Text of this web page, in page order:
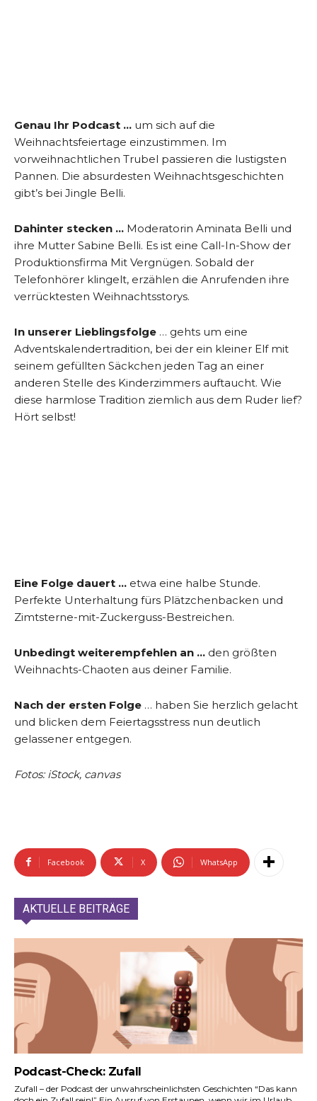
Genau Ihr Podcast … um sich auf die
Weihnachtsfeiertage einzustimmen. Im
vorweihnachtlichen Trubel passieren die lustigsten
Pannen. Die absurdesten Weihnachtsgeschichten
gibt’s bei Jingle Belli.
Dahinter stecken … Moderatorin Aminata Belli und
ihre Mutter Sabine Belli. Es ist eine Call-In-Show der
Produktionsfirma Mit Vergnügen. Sobald der
Telefonhörer klingelt, erzählen die Anrufenden ihre
verrücktesten Weihnachtsstorys.
In unserer Lieblingsfolge … gehts um eine
Adventskalendertradition, bei der ein kleiner Elf mit
seinem gefüllten Säckchen jeden Tag an einer
anderen Stelle des Kinderzimmers auftaucht. Wie
diese harmlose Tradition ziemlich aus dem Ruder lief?
Hört selbst!
Eine Folge dauert … etwa eine halbe Stunde.
Perfekte Unterhaltung fürs Plätzchenbacken und
Zimtsterne-mit-Zuckerguss-Bestreichen.
Unbedingt weiterempfehlen an … den größten
Weihnachts-Chaoten aus deiner Familie.
Nach der ersten Folge … haben Sie herzlich gelacht
und blicken dem Feiertagsstress nun deutlich
gelassener entgegen.
Fotos: iStock, canvas
Facebook X WhatsApp
AKTUELLE BEITRÄGE
Podcast-Check: Zufall
Zufall – der Podcast der unwahrscheinlichsten Geschichten “Das kann